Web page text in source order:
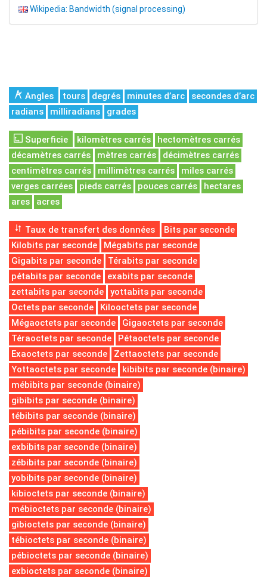
Wikipedia: Bandwidth (signal processing)
Angles tours degrés minutes d’arc
secondes d’arc
radians
milliradians grades
Superficie kilomètres carrés
hectomètres carrés
décamètres carrés
mètres carrés
décimètres carrés
centimètres carrés
millimètres carrés
miles carrés
verges carrées
pieds carrés pouces carrés
hectares
ares
acres
Taux de transfert des données
Bits par seconde
Kilobits par seconde
Mégabits par seconde
Gigabits par seconde
Térabits par seconde
pétabits par seconde
exabits par seconde
zettabits par seconde
yottabits par seconde
Octets par seconde
Kilooctets par seconde
Mégaoctets par seconde
Gigaoctets par seconde
Téraoctets par seconde
Pétaoctets par seconde
Exaoctets par seconde
Zettaoctets par seconde
Yottaoctets par seconde
kibibits par seconde (binaire)
mébibits par seconde (binaire)
gibibits par seconde (binaire)
tébibits par seconde (binaire)
pébibits par seconde (binaire)
exbibits par seconde (binaire)
zébibits par seconde (binaire)
yobibits par seconde (binaire)
kibioctets par seconde (binaire)
mébioctets par seconde (binaire)
gibioctets par seconde (binaire)
tébioctets par seconde (binaire)
pébioctets par seconde (binaire)
exbioctets par seconde (binaire)